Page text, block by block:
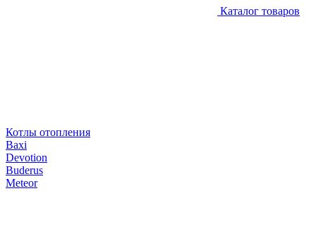
Каталог товаров
Котлы отопления
Baxi
Devotion
Buderus
Meteor